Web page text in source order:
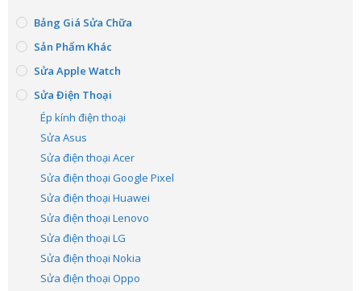
Bảng Giá Sửa Chữa
Sản Phẩm Khác
Sửa Apple Watch
Sửa Điện Thoại
Ép kính điện thoại
Sửa Asus
Sửa điện thoại Acer
Sửa điện thoại Google Pixel
Sửa điện thoại Huawei
Sửa điện thoại Lenovo
Sửa điện thoại LG
Sửa điện thoại Nokia
Sửa điện thoại Oppo